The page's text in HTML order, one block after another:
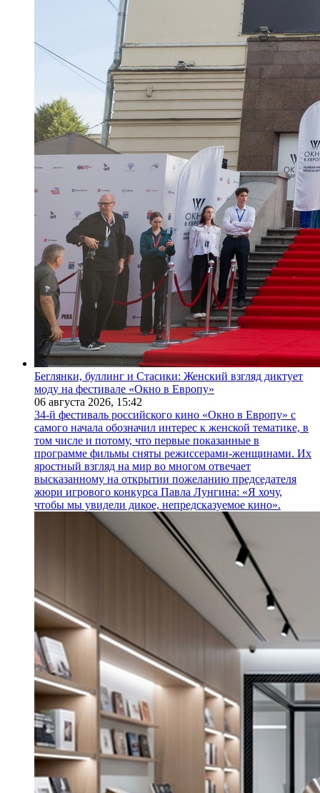
Беглянки, буллинг и Стасики: Женский взгляд диктует
моду на фестивале «Окно в Европу»
06 августа 2026, 15:42
34-й фестиваль российского кино «Окно в Европу» с
самого начала обозначил интерес к женской тематике, в
том числе и потому, что первые показанные в
программе фильмы сняты режиссерами-женщинами. Их
яростный взгляд на мир во многом отвечает
высказанному на открытии пожеланию председателя
жюри игрового конкурса Павла Лунгина: «Я хочу,
чтобы мы увидели дикое, непредсказуемое кино».